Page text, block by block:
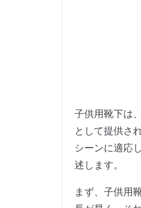
子供用靴下は
として提供さ
シーンに適応
述します。
まず、子供用